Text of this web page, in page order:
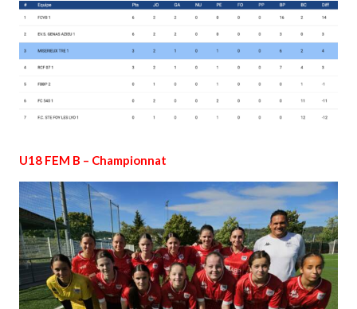
U18 FEM B – Championnat